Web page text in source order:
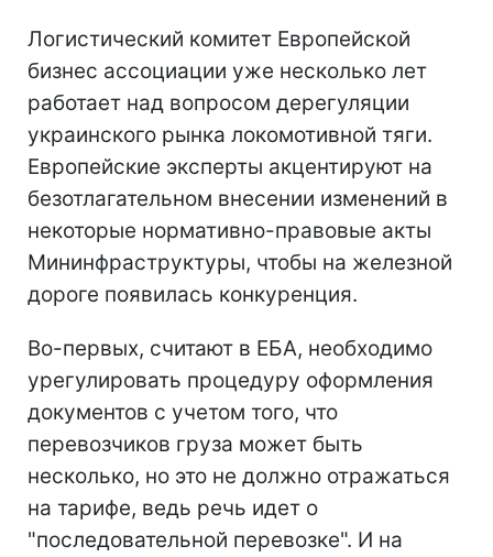
Логистический комитет Европейской
бизнес ассоциации уже несколько лет
работает над вопросом дерегуляции
украинского рынка локомотивной тяги.
Европейские эксперты акцентируют на
безотлагательном внесении изменений в
некоторые нормативно-правовые акты
Мининфраструктуры, чтобы на железной
дороге появилась конкуренция.
Во-первых, считают в ЕБА, необходимо
урегулировать процедуру оформления
документов с учетом того, что
перевозчиков груза может быть
несколько, но это не должно отражаться
на тарифе, ведь речь идет о
"последовательной перевозке". И на